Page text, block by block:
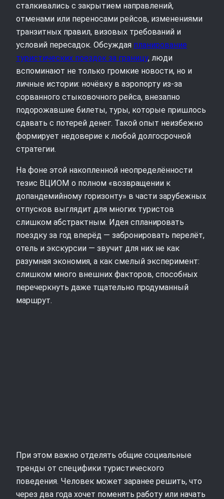
сталкивались с закрытием направлений,
отменами или переносами рейсов, изменениями
транзитных правил, визовых требований и
условий пересадок. Обсуждая планирование
туристических поездок за границу, люди
вспоминают не только громкие новости, но и
личные истории: ночёвку в аэропорту из‑за
сорванного стыковочного рейса, внезапно
подорожавшие билеты, туры, которые пришлось
сдавать с потерей денег. Такой опыт неизбежно
формирует недоверие к любой долгосрочной
стратегии.
На фоне этой накопленной неопределённости
тезис ВЦИОМ о полном «возвращении к
допандемийному горизонту» в части зарубежных
отпусков выглядит для многих туристов
слишком абстрактным. Идея спланировать
поездку за год вперёд — забронировать перелёт,
отель и экскурсии — звучит для них не как
разумная экономия, а как смелый эксперимент:
слишком много внешних факторов, способных
перечеркнуть даже тщательно продуманный
маршрут.
При этом важно отделять общие социальные
тренды от специфики туристического
поведения. Человек может заранее решить, что
через два года хочет поменять работу или начать